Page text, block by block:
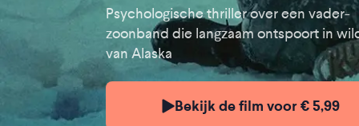
Psychologische thriller over een vader-
zoonband die langzaam ontspoort in
van Alaska
Bekijk de film voor € 5,99